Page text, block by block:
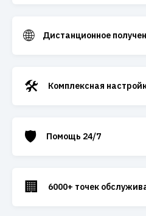
🌐 Дистанционное
🛠️ Комплексная
🛡️ Помощь 24/7
🏢 6000+ точек